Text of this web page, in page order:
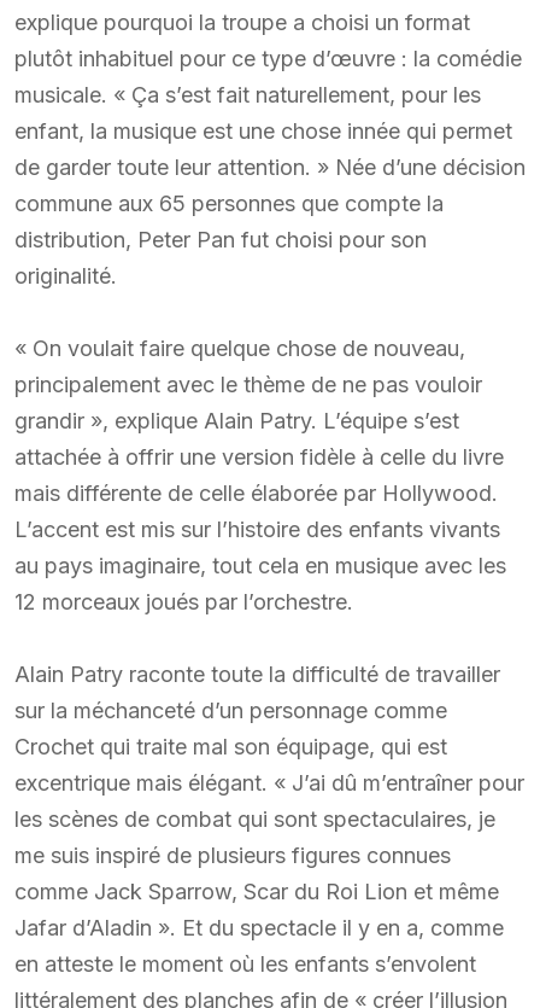
explique pourquoi la troupe a choisi un format
plutôt inhabituel pour ce type d’œuvre : la comédie
musicale. « Ça s’est fait naturellement, pour les
enfant, la musique est une chose innée qui permet
de garder toute leur attention. » Née d’une décision
commune aux 65 personnes que compte la
distribution, Peter Pan fut choisi pour son
originalité.
« On voulait faire quelque chose de nouveau,
principalement avec le thème de ne pas vouloir
grandir », explique Alain Patry. L’équipe s’est
attachée à offrir une version fidèle à celle du livre
mais différente de celle élaborée par Hollywood.
L’accent est mis sur l’histoire des enfants vivants
au pays imaginaire, tout cela en musique avec les
12 morceaux joués par l’orchestre.
Alain Patry raconte toute la difficulté de travailler
sur la méchanceté d’un personnage comme
Crochet qui traite mal son équipage, qui est
excentrique mais élégant. « J’ai dû m’entraîner pour
les scènes de combat qui sont spectaculaires, je
me suis inspiré de plusieurs figures connues
comme Jack Sparrow, Scar du Roi Lion et même
Jafar d’Aladin ». Et du spectacle il y en a, comme
en atteste le moment où les enfants s’envolent
littéralement des planches afin de « créer l’illusion